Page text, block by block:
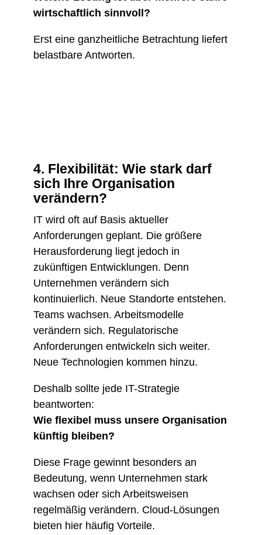
wirtschaftlich sinnvoll?
Erst eine ganzheitliche Betrachtung liefert
belastbare Antworten.
4. Flexibilität: Wie stark darf
sich Ihre Organisation
verändern?
IT wird oft auf Basis aktueller
Anforderungen geplant. Die größere
Herausforderung liegt jedoch in
zukünftigen Entwicklungen. Denn
Unternehmen verändern sich
kontinuierlich. Neue Standorte entstehen.
Teams wachsen. Arbeitsmodelle
verändern sich. Regulatorische
Anforderungen entwickeln sich weiter.
Neue Technologien kommen hinzu.
Deshalb sollte jede IT-Strategie
beantworten:
Wie flexibel muss unsere Organisation
künftig bleiben?
Diese Frage gewinnt besonders an
Bedeutung, wenn Unternehmen stark
wachsen oder sich Arbeitsweisen
regelmäßig verändern. Cloud-Lösungen
bieten hier häufig Vorteile.